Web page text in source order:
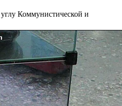
Коммунистической и